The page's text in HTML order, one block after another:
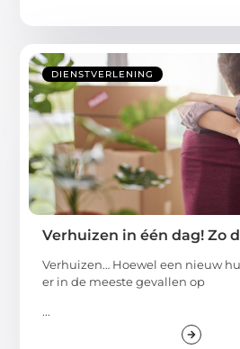
DIENSTVERLENING
Verhuizen in één dag! Zo
Verhuizen… Hoewel een nieuw
er in de meeste gevallen op
...